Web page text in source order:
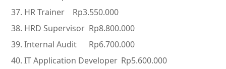
HR Trainer
Rp3.550.000
HRD Supervisor Rp8.800.000
Internal Audit
Rp6.700.000
IT Application Developer Rp5.600.000